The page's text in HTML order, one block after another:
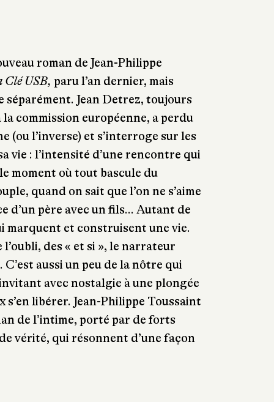
roman de Jean-Philippe
Clé USB, paru l’an dernier, mais
séparément. Jean Detrez, toujours
commission européenne, a perdu
(ou l’inverse) et s’interroge sur les
vie : l’intensité d’une rencontre qui
moment où tout bascule du
quand on sait que l’on ne s’aime
d’un père avec un fils... Autant de
marquent et construisent une vie.
des « et si », le narrateur
aussi un peu de la nôtre qui
avec nostalgie à une plongée
s’en libérer. Jean-Philippe Toussaint
de l’intime, porté par de forts
vérité, qui résonnent d’une façon